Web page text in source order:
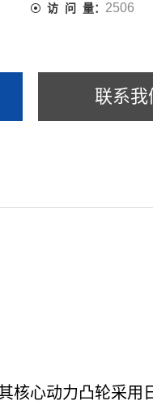
访 问 量： 2506
联系我
核心动力凸轮采用